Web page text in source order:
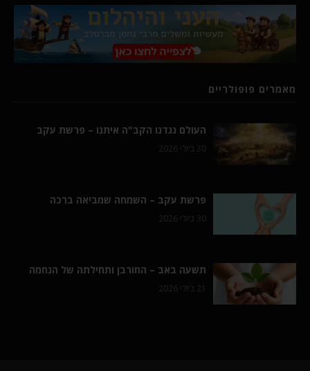
מאמרים פופולריים
העולם נגדנו הקב"ה איתנו – פרשת עקב
30 ביולי 2026
פרשת עקב – השמחה שמביאה ברכה
30 ביולי 2026
תשעה באב – החורבן ותחילתה של הנחמה
21 ביולי 2026